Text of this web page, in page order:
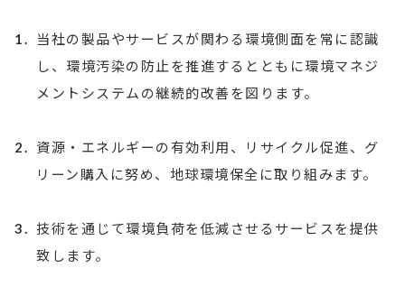
1.
当社の製品やサービスが関わる環境側面を常に認識
し、環境汚染の防止を推進するとともに環境マネジ
メントシステムの継続的改善を図ります。
2.
資源・エネルギーの有効利用、リサイクル促進、グ
リーン購入に努め、地球環境保全に取り組みます。
3.
技術を通じて環境負荷を低減させるサービスを提供
致します。